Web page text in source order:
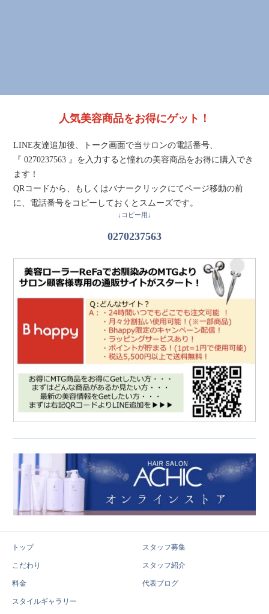
人気美容商品をお得にゲット！
LINE友達追加後、トーク画面で当サロンの電話番号、
『 0270237563 』を入力すると憧れの美容商品をお得に購入でき
ます！
QRコードから、もしくはバナークリックにてページ移動の前
に、電話番号をコピーしておくとスムーズです。
↓コピー用↓
0270237563
トップ
こだわり
料金
スタイルギャラリー
スタッフ募集
スタッフ紹介
代表ブログ